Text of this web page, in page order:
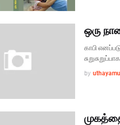
ஒரு
காபி
by